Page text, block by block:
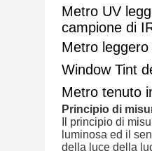
Metro UV
campione di
Metro
Window Tint
Metro tenuto
Principio di
Il principio di
luminosa ed il
della luce della